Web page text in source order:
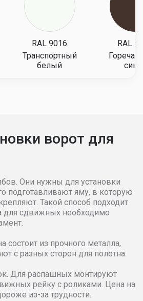
RAL 9016
Транспортный
белый
RAL
ворот для
Они нужны для установки
подготавливают яму, в которую
Такой способ подходит
для сдвижных необходимо
из прочного металла,
с разных сторон для полотна.
Для распашных монтируют
рейку с роликами. Цена на
из-за трудности.